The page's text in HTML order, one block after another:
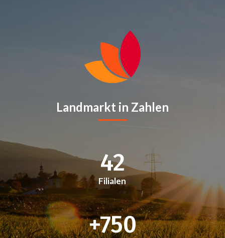
Landmarkt in Zahlen
42
Filialen
+750